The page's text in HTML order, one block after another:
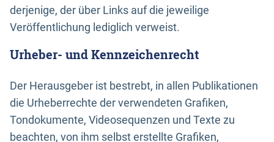
derjenige, der über Links auf die jeweilige
Veröffentlichung lediglich verweist.
Urheber- und Kennzeichenrecht
Der Herausgeber ist bestrebt, in allen Publikationen
die Urheberrechte der verwendeten Grafiken,
Tondokumente, Videosequenzen und Texte zu
beachten, von ihm selbst erstellte Grafiken,